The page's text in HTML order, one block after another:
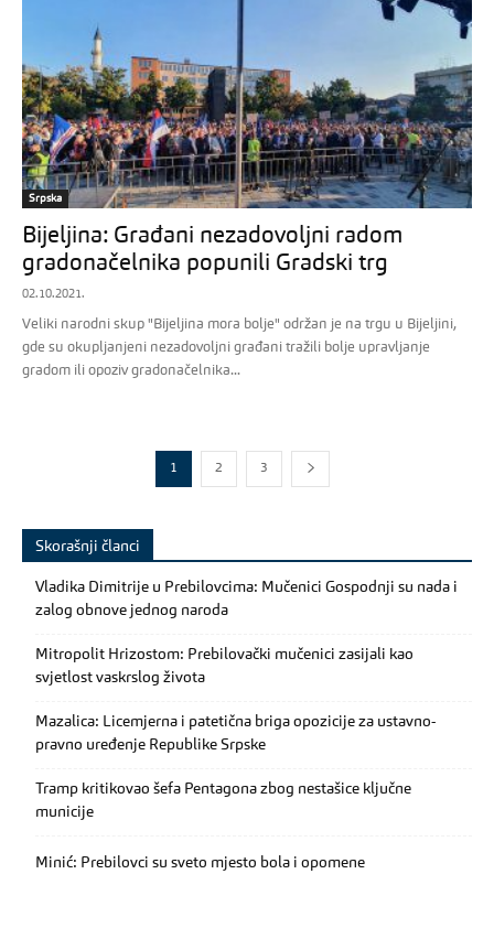
Srpska
Bijeljina: Građani nezadovoljni radom
gradonačelnika popunili Gradski trg
02.10.2021.
Veliki narodni skup "Bijeljina mora bolje" održan je na trgu u Bijeljini,
gde su okupljanjeni nezadovoljni građani tražili bolje upravljanje
gradom ili opoziv gradonačelnika...
1 2 3
Skorašnji članci
Vladika Dimitrije u Prebilovcima: Mučenici Gospodnji su nada i
zalog obnove jednog naroda
Mitropolit Hrizostom: Prebilovački mučenici zasijali kao
svjetlost vaskrslog života
Mazalica: Licemjerna i patetična briga opozicije za ustavno-
pravno uređenje Republike Srpske
Tramp kritikovao šefa Pentagona zbog nestašice ključne
municije
Minić: Prebilovci su sveto mjesto bola i opomene